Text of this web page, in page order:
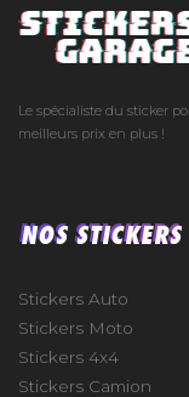
Le spécialiste du sticker
meilleurs prix en plus !
NOS STICKERS
Stickers Auto
Stickers Moto
Stickers 4x4
Stickers Camion